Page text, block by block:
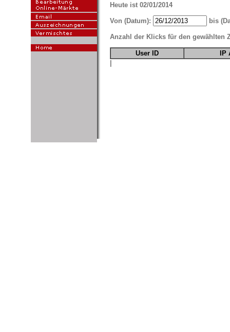
Heute ist 02/01/2014
Von (Datum): bis
Anzahl der Klicks für den gewählten
User ID